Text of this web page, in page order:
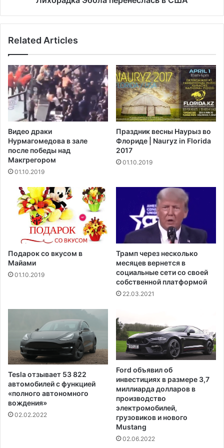
а
р
е
н
е
а
с
ь
в
Related Articles
Видео драки
Нурмагомедова в зале
после победы над
Макгрегором‍
01.10.2019
Праздник весны Наурыз во
Флориде | Nauryz in Florida
2017
01.10.2019
Подарок со вкусом в
Майами
01.10.2019
Трамп через несколько
месяцев вернется в
социальные сети со своей
собственной платформой
22.03.2021
Tesla отзывает 53 822
автомобилей с функцией
«полного автономного
вождения»
02.02.2022
Ford объявил об
инвестициях в размере 3,7
миллиарда долларов в
производство
электромобилей,
грузовиков и нового
Mustang
02.06.2022